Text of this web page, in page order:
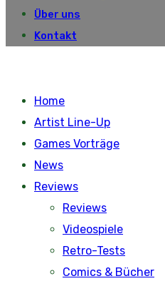
Über uns
Kontakt
Home
Artist Line-Up
Games Vorträge
News
Reviews
Reviews
Videospiele
Retro-Tests
Comics & Bücher